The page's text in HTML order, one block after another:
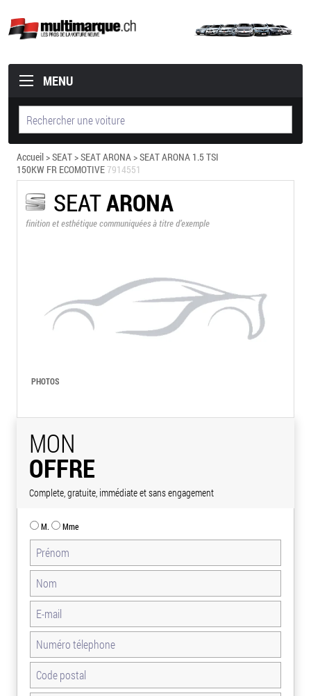
MENU
Accueil>SEAT>SEAT ARONA> SEAT ARONA 1.5 TSI
150KW FR ECOMOTIVE7914551
SEATARONA
finition et esthétique communiquées à titre d’exemple
PHOTOS
MON
OFFRE
Complete, gratuite, immédiate et sans engagement
M. Mme